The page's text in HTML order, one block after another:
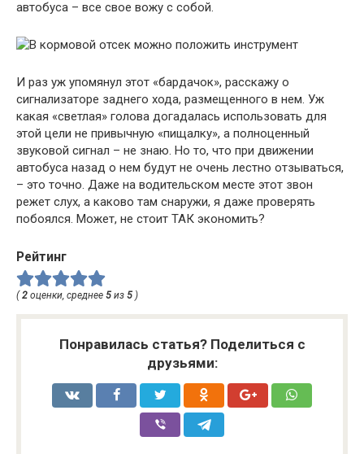
автобуса – все свое вожу с собой.
И раз уж упомянул этот «бардачок», расскажу о
сигнализаторе заднего хода, размещенного в нем. Уж
какая «светлая» голова догадалась использовать для
этой цели не привычную «пищалку», а полноценный
звуковой сигнал – не знаю. Но то, что при движении
автобуса назад о нем будут не очень лестно отзываться,
– это точно. Даже на водительском месте этот звон
режет слух, а каково там снаружи, я даже проверять
побоялся. Может, не стоит ТАК экономить?
Рейтинг
( 2 оценки, среднее 5 из 5 )
Понравилась статья? Поделиться с
друзьями: